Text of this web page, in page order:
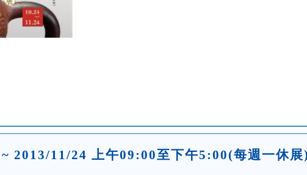
2013/11/24 上午09:00至下午5:00(每週一休展